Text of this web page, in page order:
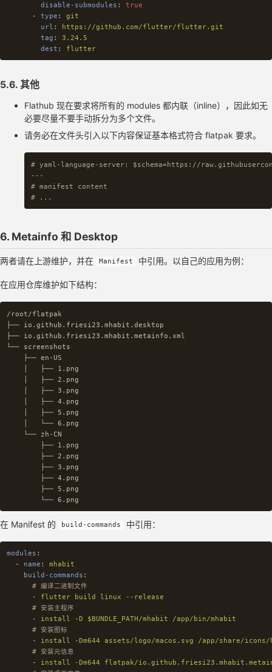
disable-submodules :
true
-
type :
git
url :
https://github.com/flutter/flutter.git
tag :
3.24.5
dest : flutter
5.6. 其他
Flathub 现在要求将所有的 modules 都内联（inline），因此如无
必要尽量不要手动拆分为多个文件。
请务必在文件头引入以下内容保证基本格式符合 flatpak 要求。
# yaml-language-server: $schema=https://
---
# manifest content
# ...
6. Metainfo 和 Desktop
两者请在上游维护，并在 Manifest 中引用。以自己的应用为例：
在应用仓库维护如下结构：
/root/flatpak
├── io.github.friesi23.mhabit.desktop
├── io.github.friesi23.mhabit.metainfo.xml
└── screenshots
    ├── en-US
    │   ├── 1.png
    │   ├── 2.png
    │   ├── 3.png
    │   ├── 4.png
    │   ├── 5.png
    │   └── 6.png
    └── zh-CN
        ├── 1.png
        ├── 2.png
        ├── 3.png
        ├── 4.png
        ├── 5.png
在 Manifest 的 build-commands 中引用：
modules :
-
name :
mhabit
build-commands :
# 编译二进制文件
-
flutter build linux --release
# 安装主程序
-
install -D $BUNDLE_PATH/mhabit /app/bin/mhabit
# 安装图标
-
install -Dm644 assets/logo/macos.svg /app/share/
# 安装元信息
-
install -Dm644 flatpak/